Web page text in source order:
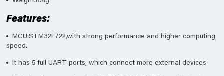
Features:
MCU:STM32F722,with strong performance and higher computing
speed.
It has 5 full UART ports, which connect more external devices